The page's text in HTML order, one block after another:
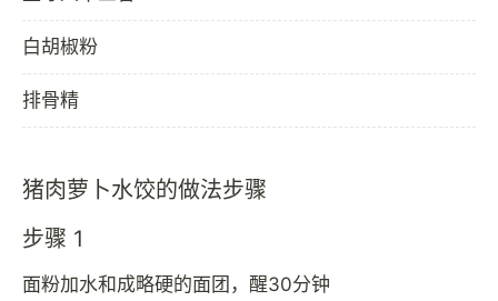
白胡椒粉
排骨精
猪肉萝卜水饺的做法步骤
步骤 1
面粉加水和成略硬的面团，醒30分钟